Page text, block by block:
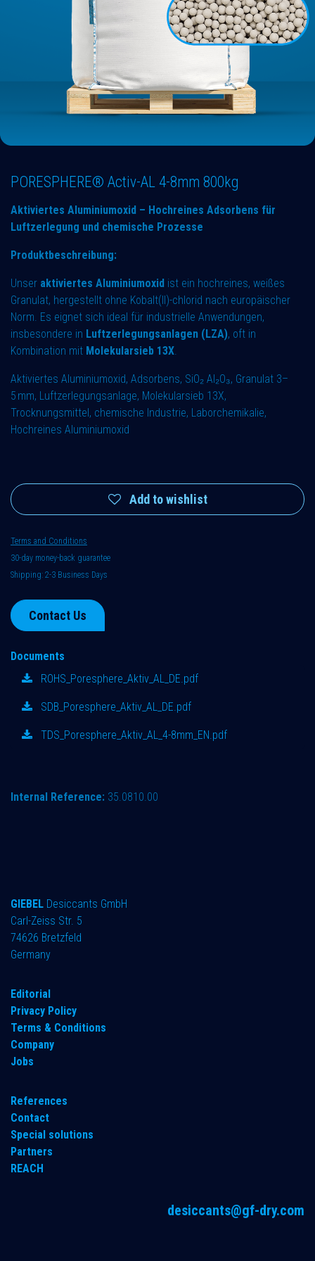
PORESPHERE® Activ-AL 4-8mm 800kg
Aktiviertes Aluminiumoxid – Hochreines Adsorbens für
Luftzerlegung und chemische Prozesse
Produktbeschreibung:
Unser aktiviertes Aluminiumoxid ist ein hochreines, weißes
Granulat, hergestellt ohne Kobalt(II)-chlorid nach europäischer
Norm. Es eignet sich ideal für industrielle Anwendungen,
insbesondere in Luftzerlegungsanlagen (LZA), oft in
Kombination mit Molekularsieb 13X.
Aktiviertes Aluminiumoxid, Adsorbens, SiO₂ Al₂O₃, Granulat 3–
5 mm, Luftzerlegungsanlage, Molekularsieb 13X,
Trocknungsmittel, chemische Industrie, Laborchemikalie,
Hochreines Aluminiumoxid
Add to wishlist
Terms and Conditions
30-day money-back guarantee
Shipping: 2-3 Business Days
Contact Us
Documents
ROHS_Poresphere_Aktiv_AL_DE.pdf
SDB_Poresphere_Aktiv_AL_DE.pdf
TDS_Poresphere_Aktiv_AL_4-8mm_EN.pdf
Internal Reference: 35.0810.00
GIEBEL Desiccants GmbH
Carl-Zeiss Str. 5
74626 Bretzfeld
Germany
​Editorial
Privacy Policy
Terms & Conditions
Company
Jobs
References
Contact
Special solutions
Partners
REACH
desiccants@gf-dry.com